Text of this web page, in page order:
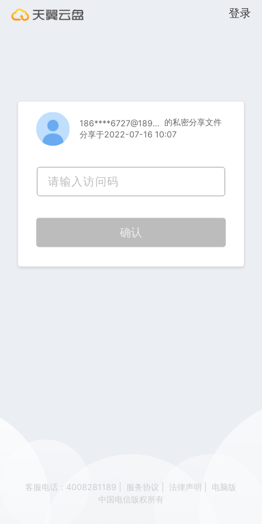
登录
186****6727@189.cn 的私密分享文件
分享于2022-07-16 10:07
确认
客服电话：4008281189 服务协议 法律声明
电脑版
中国电信版权所有